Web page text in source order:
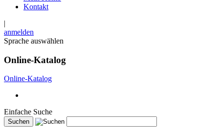
Kontakt
|
anmelden
Sprache auswählen
Online-Katalog
Online-Katalog
Einfache Suche